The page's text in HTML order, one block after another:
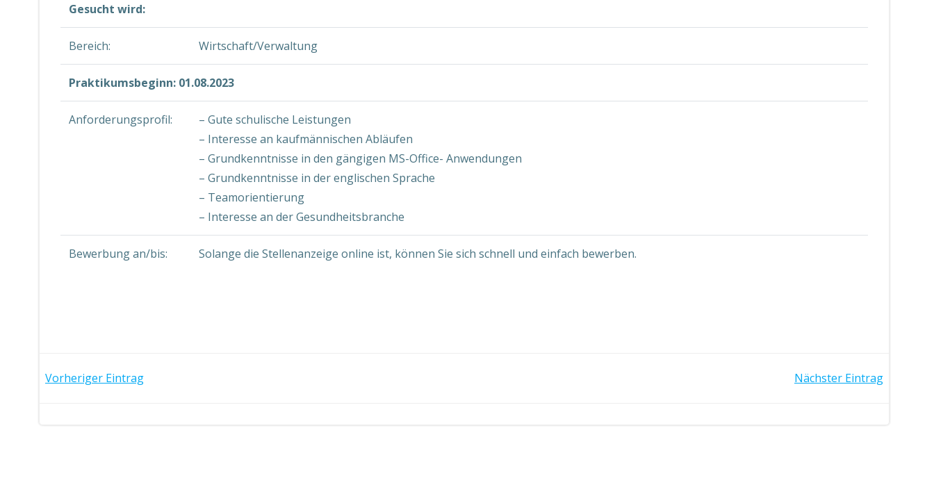
Gesucht wird:
Bereich: Wirtschaft/Verwaltung
Praktikumsbeginn: 01.08.2023
Anforderungsprofil:
– Gute schulische Leistungen
– Interesse an kaufmännischen Abläufen
– Grundkenntnisse in den gängigen MS-Office- Anwendungen
– Grundkenntnisse in der englischen Sprache
– Teamorientierung
– Interesse an der Gesundheitsbranche
Bewerbung an/bis: Solange die Stellenanzeige online ist, können Sie sich schnell und einfach bewerben.
Post
Vorheriger Eintrag Nächster Eintrag